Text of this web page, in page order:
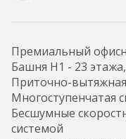
Премиальный
Башня H1 - 23
Приточно-
Многоступенчатая
Бесшумные
системой